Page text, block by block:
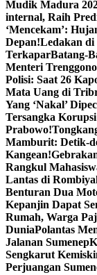
Mudik Madura
internal, Raih
‘Mencekam’:
Depan!Ledakan di
TerkaparBatang-
Menteri
Polisi: Saat 26
Mata Uang di
Yang ‘Nakal’
Tersangka
Prabowo!
Mamburit: Detik-
Kangean!
Rangkul
Lantas di
Benturan Dua
Kepanjin Dapat
Rumah, Warga
DuniaPolantas
Jalanan Sumenep
Sengkarut
Perjuangan